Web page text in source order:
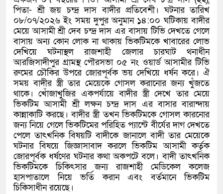
পিতা- শ্রী জয় চন্দ্র দাস বাদীর প্রতিবেশী। ঘটনার তারিখ
০৮/০৭/২০২৬ ইং সময় দুপুর অনুমান ১৪:০০ ঘটিকায় বাদীর
মেয়ে আসামী শ্রী দেব চন্দ্র দাস এর বাসায় টিভি দেখতে গেলে
বাসায় অন্য কোন লোক না থাকায় ভিকটিমকে খাবারের লোভ
দেখিয়ে ঘটনাস্থল রাজশাহী জেলার চারঘাট থনাধীন
আরজিসাদীপুর গ্রামস্থ পৌরসভা ০৫ নং ওয়ার্ড আসামীর টিভি
রুমের চৌকির উপরে জোরপূর্বক ভয় দেখিয়ে ধর্ষন করে। ঐ
সময় বাদীর স্ত্রী তার মেয়েকে গোসল করানোর জন্য খুঁজতে
থাকে। খোঁজাখুজির একপর্যায়ে বাদীর স্ত্রী দেখে তার মেয়ে
ভিকটিম আসামী শ্রী লক্ষন চন্দ্র দাস এর বাসার বারান্দায়
কান্নাকাটি করছে। বাদীর স্ত্রী তখন ভিকটিমকে গোসল কারনোর
জন্য নিয়ে গেলে ভিকটিমের পরিহিত প্যান্টে বীর্যের দাগ দেখতে
পেলে তাৎখনিক বিষয়টি বাদীকে জানালে বাদী তার মেয়েকে
ঘটনার বিষয়ে জিজ্ঞাসাবাদ করলে ভিকটিম আসামী কর্তৃক
জোরপূর্বক ধর্ষণের ঘটনার কথা অকপটে বলে। বাদী তাৎখনিক
ভিকটিমকে চিকিৎসার জন্য রাজশাহী মেডিকেল কলেজ
হাসপাতালে নিয়ে ভর্তি করান এবং বর্তমানে ভিকটিম
চিকিসাধীন রয়েছে।